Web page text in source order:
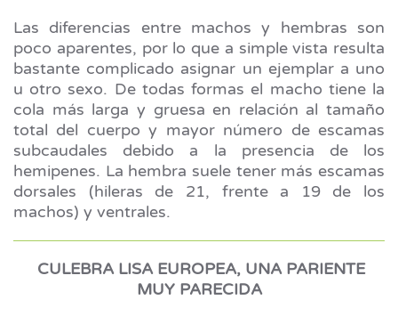
Las diferencias entre machos y hembras son
poco aparentes, por lo que a simple vista resulta
bastante complicado asignar un ejemplar a uno
u otro sexo. De todas formas el macho tiene la
cola más larga y gruesa en relación al tamaño
total del cuerpo y mayor número de escamas
subcaudales debido a la presencia de los
hemipenes. La hembra suele tener más escamas
dorsales (hileras de 21, frente a 19 de los
machos) y ventrales.
CULEBRA LISA EUROPEA, UNA PARIENTE
MUY PARECIDA